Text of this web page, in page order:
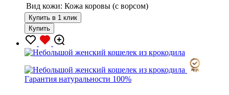
Вид кожи: Кожа коровы (с ворсом)
Купить в 1 клик
Купить
Гарантия натуральности 100%